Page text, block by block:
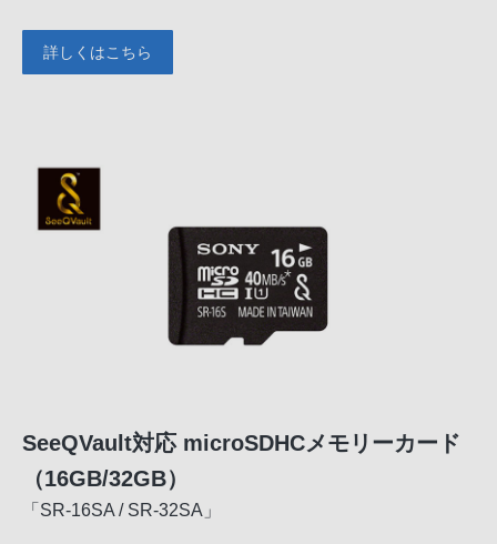
詳しくはこちら
SeeQVault対応 microSDHCメモリーカード
（16GB/32GB）
「SR-16SA / SR-32SA」